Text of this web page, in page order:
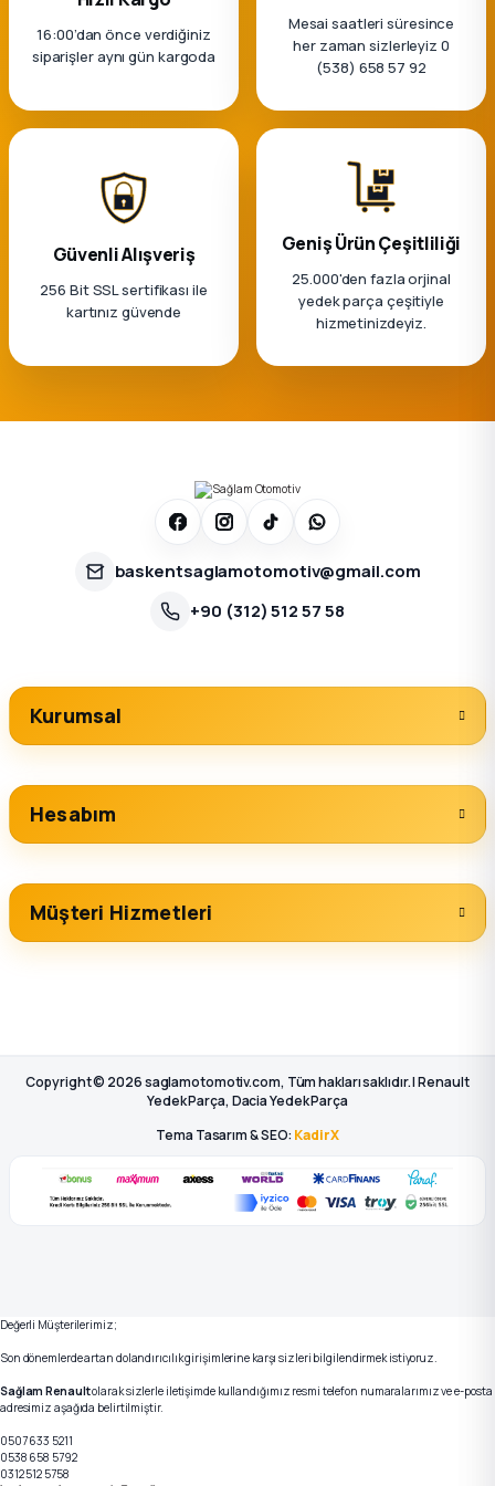
16:00’dan önce verdiğiniz
siparişler aynı gün kargoda
Mesai saatleri süresince
her zaman sizlerleyiz 0
(538) 658 57 92
Güvenli Alışveriş
256 Bit SSL sertifikası ile
kartınız güvende
Geniş Ürün Çeşitliliği
25.000'den fazla orjinal
yedek parça çeşitiyle
hizmetinizdeyiz.
baskentsaglamotomotiv@gmail.com
+90 (312) 512 57 58
Kurumsal
Hesabım
Müşteri Hizmetleri
Copyright © 2026 saglamotomotiv.com, Tüm hakları saklıdır. | Renault
Yedek Parça, Dacia Yedek Parça
Tema Tasarım & SEO: KadirX
Değerli Müşterilerimiz;
Son dönemlerde artan dolandırıcılık girişimlerine karşı sizleri bilgilendirmek istiyoruz.
Sağlam Renaultolarak sizlerle iletişimde kullandığımız resmi telefon numaralarımız ve e-posta
adresimiz aşağıda belirtilmiştir.
0507 633 5211
0538 658 5792
0312 512 5758